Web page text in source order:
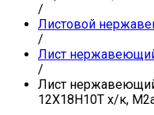
/
Листовой
/
Лист
/
Лист
12Х18Н10Т х/к,